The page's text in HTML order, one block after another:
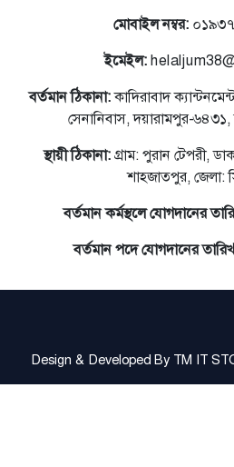
মোবাইল নম্বর:
ইমেইল:
বর্তমান ঠিকানা:কাদিরাবাদ
সেনানিবাস, দয়ারামপুর-৬৪৩১,
স্থায়ী ঠিকানা:গ্রাম: পুরান টেপরী,
শাহজাতপুর, জেলা:
বর্তমান কর্মস্থলে যোগদানের
বর্তমান পদে যোগদানের
Design & Developed By TM IT